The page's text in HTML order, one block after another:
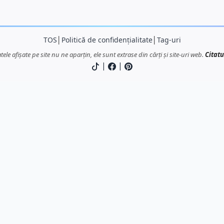
TOS Politică de confidențialitate│ Tag-uri
afișate pe site nu ne aparțin, ele sunt extrase din cărți și site-uri web.
| |